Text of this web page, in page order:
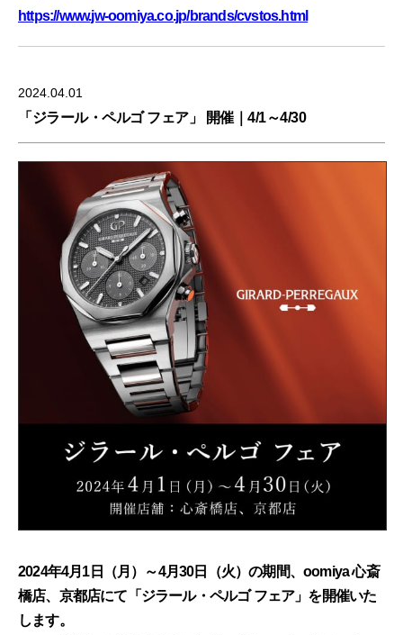
https://www.jw-oomiya.co.jp/brands/cvstos.html
2024.04.01
「ジラール・ペルゴ フェア」 開催｜4/1～4/30
2024年4月1日（月）～4月30日（火）の期間、 oomiya 心斎
橋店、京都店にて「ジラール・ペルゴ フェア」を開催いた
します。